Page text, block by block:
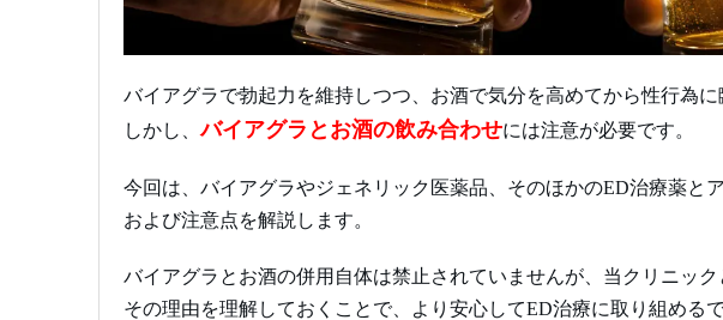
バイアグラで勃起力を維持しつつ、お酒で気分を高めてから性行為に
しかし、バイアグラとお酒の飲み合わせには注意が必要です。
今回は、バイアグラやジェネリック医薬品、そのほかのED治療薬と
および注意点を解説します。
バイアグラとお酒の併用自体は禁止されていませんが、当クリニック
その理由を理解しておくことで、より安心してED治療に取り組めるで